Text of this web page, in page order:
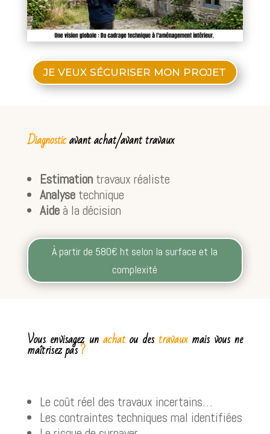
JE VEUX SÉCURISER MON PROJET
Diagnosticavant achat/avant travaux
Estimationtravaux réaliste
Analysetechnique
Aideà la décision
À partir de 580€ ht selon la surface et la
complexité
Vous envisagez unachatou destravauxmais vous ne
maîtrisez pas?
Le coût réel des travaux incertains…
Les contraintes techniques mal identifiées